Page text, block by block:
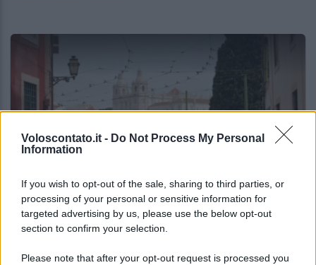
Voloscontato.it - Do Not Process My Personal
Information
If you wish to opt-out of the sale, sharing to third parties, or
processing of your personal or sensitive information for
targeted advertising by us, please use the below opt-out
section to confirm your selection.
Please note that after your opt-out request is processed you
HOTEL
Lisbona tra arte e lusso: apre il primo hotel-
museo a 5 stelle in Europa